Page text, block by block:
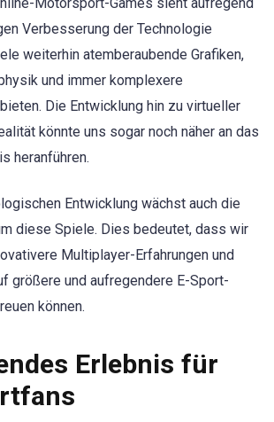
Verbesserung der Technologie
weiterhin atemberaubende Grafiken,
und immer komplexere
Die Entwicklung hin zu virtueller
könnte uns sogar noch näher an das
heranführen.
Entwicklung wächst auch die
diese Spiele. Dies bedeutet, dass wir
Multiplayer-Erfahrungen und
größere und aufregendere E-Sport-
können.
Erlebnis für